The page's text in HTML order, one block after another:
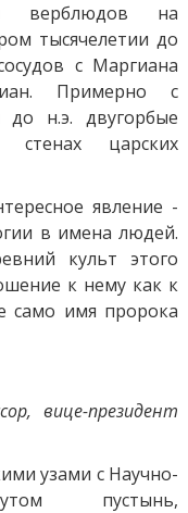
верблюдов на
тысячелетии до
с Маргиана
Примерно с
до н.э. двугорбые
стенах царских
явление -
в имена людей.
культ этого
к нему как к
само имя пророка
вице-президент
узами с Научно-
пустынь,